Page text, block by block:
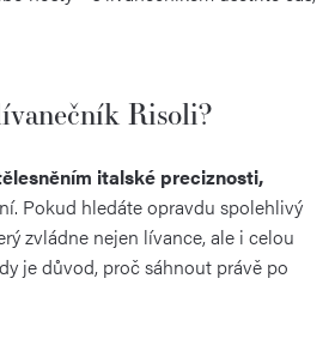
Risoli?
italské preciznosti,
Pokud hledáte opravdu spolehlivý
zvládne nejen lívance, ale i celou
je důvod, proč sáhnout právě po